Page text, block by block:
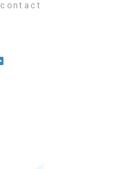
contact